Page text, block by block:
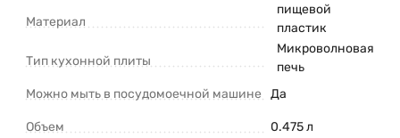
Материал
пищевой
пластик
Тип кухонной плиты
Микроволновая
печь
Можно мыть в посудомоечной машине
Да
Объем 0.475 л